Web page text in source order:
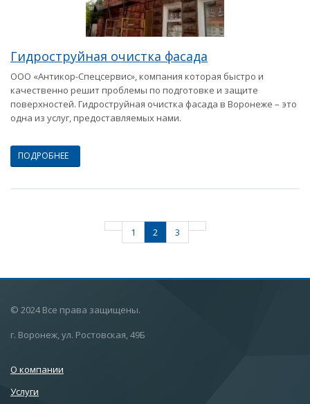
Гидроструйная очистка фасада
ООО «Антикор-Спецсервис», компания которая быстро и
качественно решит проблемы по подготовке и защите
поверхностей. Гидроструйная очистка фасада в Воронеже – это
одна из услуг, предоставляемых нами.
ПОДРОБНЕЕ
1 2 3
© 2024 Все права защищены.
г. Воронеж, ул. Ростовская, 49Б
О компании
Услуги